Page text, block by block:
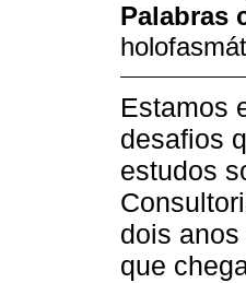
Palabras
Estamos
desafios
estudos
dois
que